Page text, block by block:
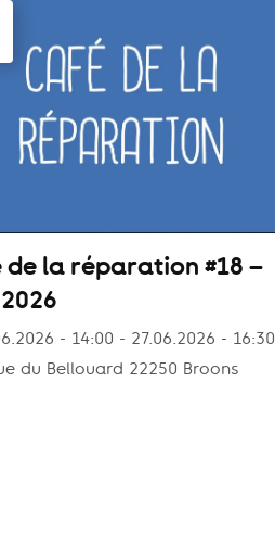
de la réparation #18 –
- 14:00 - 27.06.2026 - 16:30
du Bellouard 22250 Broons